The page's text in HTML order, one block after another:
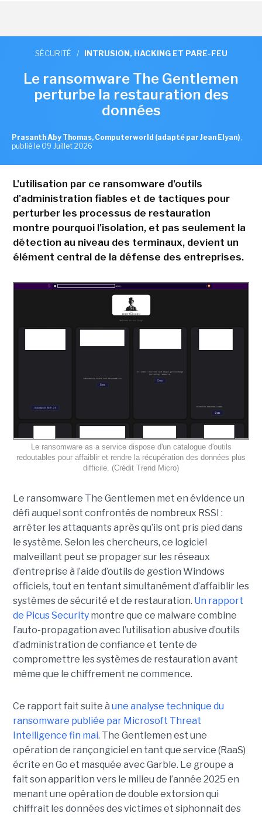
SÉCURITÉ / INTRUSION, HACKING ET PARE-FEU
Le ransomware The Gentlemen
perturbe la restauration des
données
Prasanth Aby Thomas, Computerworld (adapté par Jean Elyan) ,
publié le 09 Juillet 2026
L'utilisation par ce ransomware d'outils
d'administration fiables et de tactiques pour
perturber les processus de restauration
montre pourquoi l'isolation, et pas seulement la
détection au niveau des terminaux, devient un
élément central de la défense des entreprises.
Le ransomware as a service dispose d'un catalogue d'outils
redoutables pour affaiblir et rendre la récupération des données plus
difficile. (Crédit Trend Micro)
Le ransomware The Gentlemen met en évidence un
défi auquel sont confrontés de nombreux RSSI :
arrêter les attaquants après qu’ils ont pris pied dans
le système. Selon les chercheurs, ce logiciel
malveillant peut se propager sur les réseaux
d’entreprise à l’aide d’outils de gestion Windows
officiels, tout en tentant simultanément d’affaiblir les
systèmes de sécurité et de restauration. Un rapport
de Picus Securitymontre que ce malware combine
l’auto-propagation avec l’utilisation abusive d’outils
d’administration de confiance et tente de
compromettre les systèmes de restauration avant
même que le chiffrement ne commence.
Ce rapport fait suite à une analyse technique du
ransomware publiée par Microsoft Threat
Intelligence fin mai. The Gentlemen est une
opération de rançongiciel en tant que service (RaaS)
écrite en Go et masquée avec Garble. Le groupe a
fait son apparition vers le milieu de l’année 2025 en
menant une opération de double extorsion qui
chiffrait les données des victimes et siphonnait des